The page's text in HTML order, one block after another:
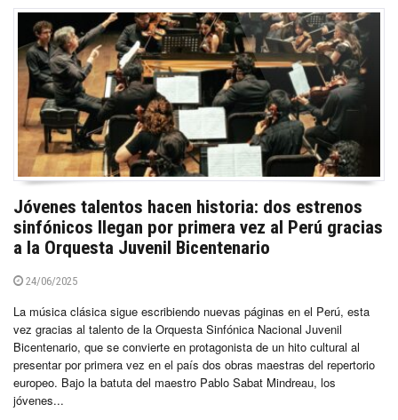
Jóvenes talentos hacen historia: dos estrenos
sinfónicos llegan por primera vez al Perú gracias
a la Orquesta Juvenil Bicentenario
24/06/2025
La música clásica sigue escribiendo nuevas páginas en el Perú, esta
vez gracias al talento de la Orquesta Sinfónica Nacional Juvenil
Bicentenario, que se convierte en protagonista de un hito cultural al
presentar por primera vez en el país dos obras maestras del repertorio
europeo. Bajo la batuta del maestro Pablo Sabat Mindreau, los
jóvenes...